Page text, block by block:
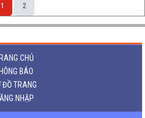
1 2
CHỦ
BÁO
ĐỒ TRANG
NHẬP